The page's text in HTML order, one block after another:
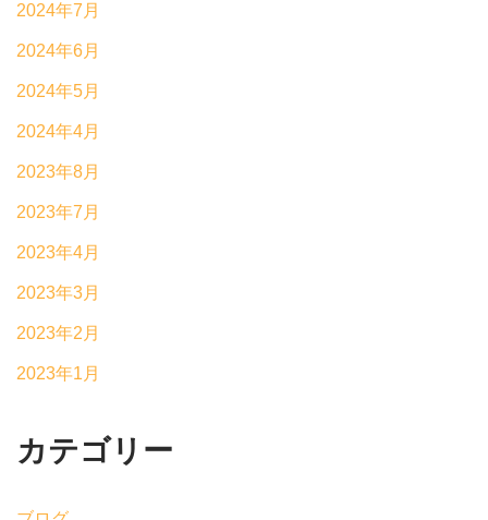
2024年7月
2024年6月
2024年5月
2024年4月
2023年8月
2023年7月
2023年4月
2023年3月
2023年2月
2023年1月
カテゴリー